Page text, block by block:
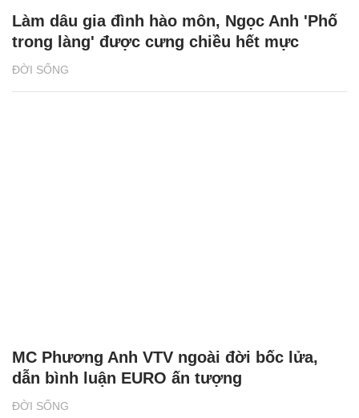
ĐỜI SỐNG
Làm dâu gia đình hào môn, Ngọc Anh 'Phố
trong làng' được cưng chiều hết mực
ĐỜI SỐNG
MC Phương Anh VTV ngoài đời bốc lửa,
dẫn bình luận EURO ấn tượng